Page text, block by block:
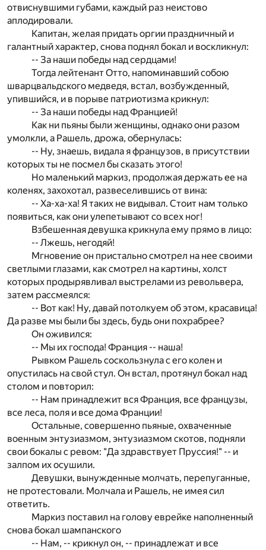
отвиснувшими губами, каждый раз неистово
аплодировали.
Капитан, желая придать оргии праздничный и
галантный характер, снова поднял бокал и воскликнул:
-- За наши победы над сердцами!
Тогда лейтенант Отто, напоминавший собою
шварцвальдского медведя, встал, возбужденный,
упившийся, и в порыве патриотизма крикнул:
-- За наши победы над Францией!
Как ни пьяны были женщины, однако они разом
умолкли, а Рашель, дрожа, обернулась:
-- Ну, знаешь, видала я французов, в присутствии
которых ты не посмел бы сказать этого!
Но маленький маркиз, продолжая держать ее на
коленях, захохотал, развеселившись от вина:
-- Ха-ха-ха! Я таких не видывал. Стоит нам только
появиться, как они улепетывают со всех ног!
Взбешенная девушка крикнула ему прямо в лицо:
-- Лжешь, негодяй!
Мгновение он пристально смотрел на нее своими
светлыми глазами, как смотрел на картины, холст
которых продырявливал выстрелами из револьвера,
затем рассмеялся:
-- Вот как! Ну, давай потолкуем об этом, красавица!
Да разве мы были бы здесь, будь они похрабрее?
Он оживился:
-- Мы их господа! Франция -- наша!
Рывком Рашель соскользнула с его колен и
опустилась на свой стул. Он встал, протянул бокал над
столом и повторил:
-- Нам принадлежит вся Франция, все французы,
все леса, поля и все дома Франции!
Остальные, совершенно пьяные, охваченные
военным энтузиазмом, энтузиазмом скотов, подняли
свои бокалы с ревом: "Да здравствует Пруссия!" -- и
залпом их осушили.
Девушки, вынужденные молчать, перепуганные,
не протестовали. Молчала и Рашель, не имея сил
ответить.
Маркиз поставил на голову еврейке наполненный
снова бокал шампанского
-- Нам, -- крикнул он, -- принадлежат и все